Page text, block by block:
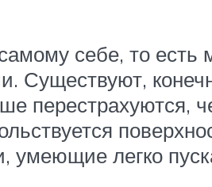
себе, то
Существуют,
перестрахуются,
легко